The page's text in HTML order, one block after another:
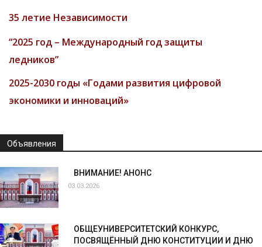
35 летие Независимости
“2025 год – Международный год защиты
ледников”
2025-2030 годы «Годами развития цифровой
экономики и инноваций»
Объявления
ВНИМАНИЕ! АНОНС
03.03.2026
ОБЩЕУНИВЕРСИТЕТСКИЙ КОНКУРС,
ПОСВЯЩЁННЫЙ ДНЮ КОНСТИТУЦИИ И ДНЮ